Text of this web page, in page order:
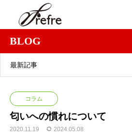
BLOG
最新記事
コラム
匂いへの慣れについて
2020.11.19 2024.05.08